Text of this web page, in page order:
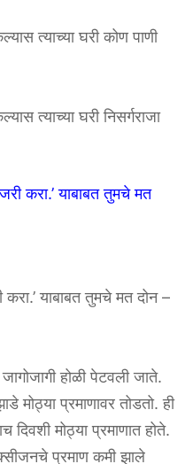
त्याच्या घरी कोण पाणी
त्याच्या घरी निसर्गराजा
करा.’ याबाबत तुमचे मत
करा.’ याबाबत तुमचे मत दोन –
जागोजागी होळी पेटवली जाते.
मोठ्या प्रमाणावर तोडतो. ही
मोठ्या प्रमाणात होते.
प्रमाण कमी झाले